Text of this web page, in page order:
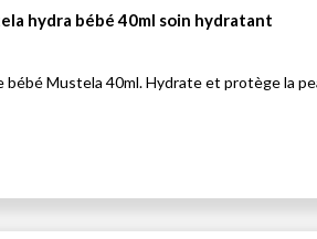
hydra bébé 40ml soin hydratant
bébé Mustela 40ml. Hydrate et protège la